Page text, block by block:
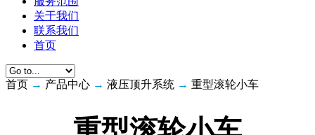
关于我们
联系我们
首页
首页 → 产品中心 → 液压顶升系统 → 重型滚轮小车